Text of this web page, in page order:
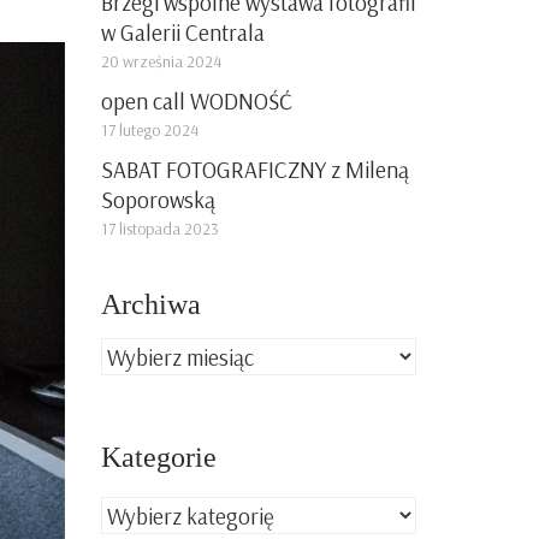
w Galerii Centrala
20 września 2024
open call WODNOŚĆ
17 lutego 2024
SABAT FOTOGRAFICZNY z Mileną
Soporowską
17 listopada 2023
Archiwa
Archiwa
Kategorie
Kategorie